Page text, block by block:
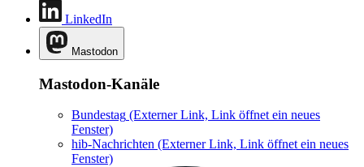
LinkedIn
Mastodon
Mastodon-Kanäle
Bundestag (Externer Link, Link öffnet ein neues
Fenster)
hib-Nachrichten (Externer Link, Link öffnet ein neues
Fenster)